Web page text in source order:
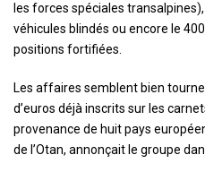
les forces spéciales
véhicules blindés ou encore le
positions fortifiées.
Les affaires semblent bien
d’euros déjà inscrits sur les
provenance de huit pays
de l’Otan, annonçait le groupe